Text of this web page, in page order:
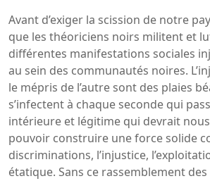
Avant d’exiger la scission de notre
que les théoriciens noirs militent et
différentes manifestations sociales
au sein des communautés noires.
le mépris de l’autre sont des plaies
s’infectent à chaque seconde qui
intérieure et légitime qui devrait
pouvoir construire une force solide
discriminations, l’injustice,
étatique. Sans ce rassemblement